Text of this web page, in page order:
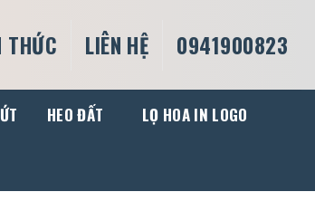
THỨC LIÊN HỆ 0941900823
HEO ĐẤT LỌ HOA IN LOGO